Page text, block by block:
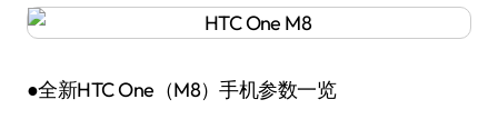
●全新HTC One（M8）手机参数一览